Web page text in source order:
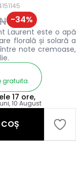
-34%
Laurent este o apă
florală și solară a
note cremoase,
gratuita.
17 ore,
10 August